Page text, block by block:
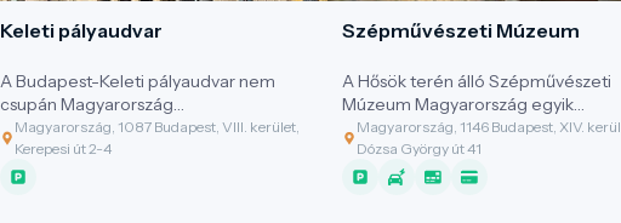
Keleti pályaudvar
A Budapest-Keleti pályaudvar nem
csupán Magyarország
legforgalmasabb vasúti csomópontja,
hanem a főváros egyik
legimpozánsabb, nemzetközileg is
Magyarország, 1087 Budapest, VIII. kerület,
Kerepesi út 2-4
Szépművészeti Múzeum
A Hősök terén álló Szépművészeti
Múzeum Magyarország egyik
legfontosabb művészeti
Olyan hely, ahol az ókori civilizációk
emlékei, az európai régi mesterek
Magyarország, 1146 Budapest, XIV.
Dózsa György út 41